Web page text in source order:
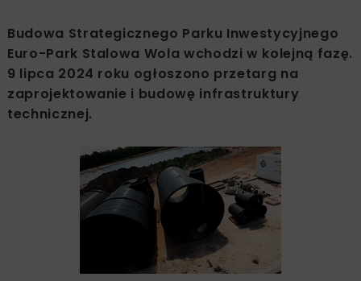
Budowa Strategicznego Parku Inwestycyjnego
Euro-Park Stalowa Wola wchodzi w kolejną fazę.
9 lipca 2024 roku ogłoszono przetarg na
zaprojektowanie i budowę infrastruktury
technicznej.